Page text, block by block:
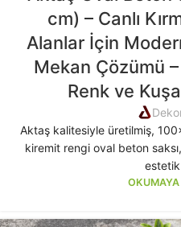
cm) – Canlı
Alanlar İçin
Mekan Çözümü
Renk ve
Aktaş kalitesiyle üretilmiş,
kiremit rengi oval beton